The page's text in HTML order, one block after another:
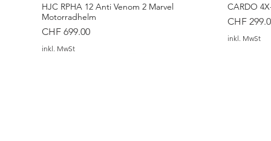
HJC RPHA 12 Anti Venom 2 Marvel
Motorradhelm
Preis
CHF 699.00
inkl. MwSt
CARDO
Preis
CHF
inkl. MwSt